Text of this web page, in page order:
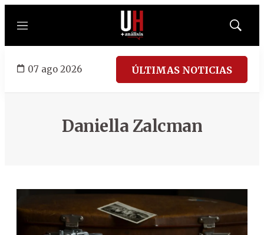
Menú
Mostrar
07 ago 2026 ÚLTIMAS NOTICIAS
Daniella Zalcman